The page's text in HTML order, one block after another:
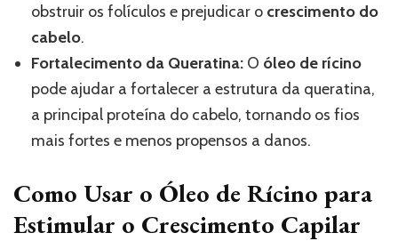
obstruir os folículos e prejudicar o crescimento do
cabelo.
Fortalecimento da Queratina: O óleo de rícino
pode ajudar a fortalecer a estrutura da queratina,
a principal proteína do cabelo, tornando os fios
mais fortes e menos propensos a danos.
Como Usar o Óleo de Rícino para
Estimular o Crescimento Capilar